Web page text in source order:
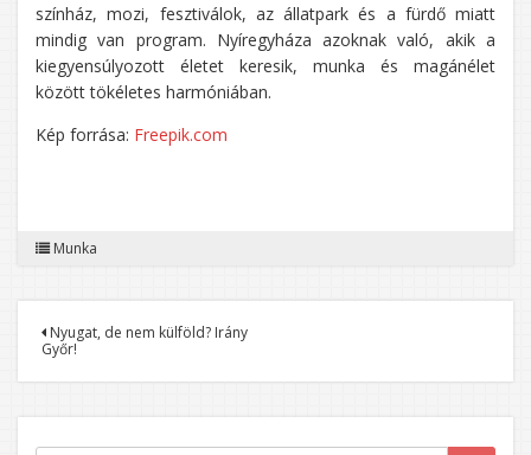
színház, mozi, fesztiválok, az állatpark és a fürdő miatt
mindig van program. Nyíregyháza azoknak való, akik a
kiegyensúlyozott életet keresik, munka és magánélet
között tökéletes harmóniában.
Kép forrása: Freepik.com
Munka
Bejegyzés
navigáció
Nyugat, de nem külföld? Irány
Győr!